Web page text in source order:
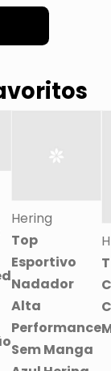
Hering
Top
Esportivo
Nadador
Alta
Performance
Sem Manga